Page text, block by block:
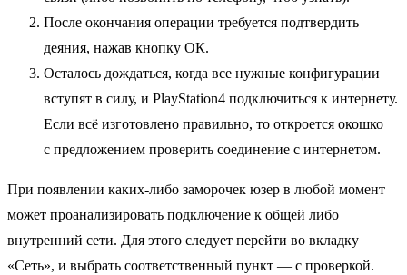
После окончания операции требуется подтвердить
деяния, нажав кнопку ОК.
Осталось дождаться, когда все нужные конфигурации
вступят в силу, и PlayStation4 подключиться к интернету.
Если всё изготовлено правильно, то откроется окошко
с предложением проверить соединение с интернетом.
При появлении каких-либо заморочек юзер в любой момент
может проанализировать подключение к общей либо
внутренний сети. Для этого следует перейти во вкладку
«Сеть», и выбрать соответственный пункт — с проверкой.